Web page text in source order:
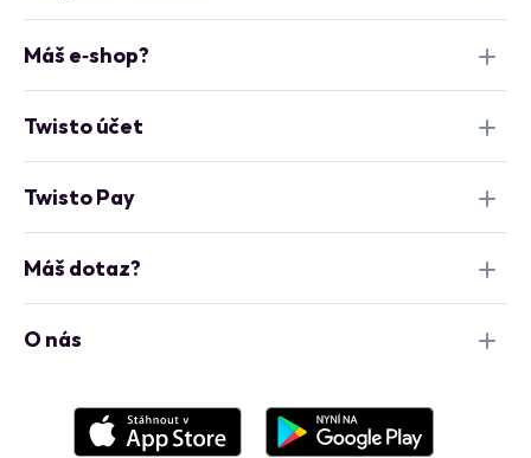
Máš e‑shop?
Twisto účet
Twisto Pay
Máš dotaz?
O nás